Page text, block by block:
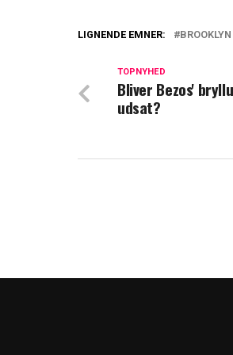
Beckham
David og
LIGNENDE EMNER:
TOPNYHED
Bliver Bezos'
udsat?